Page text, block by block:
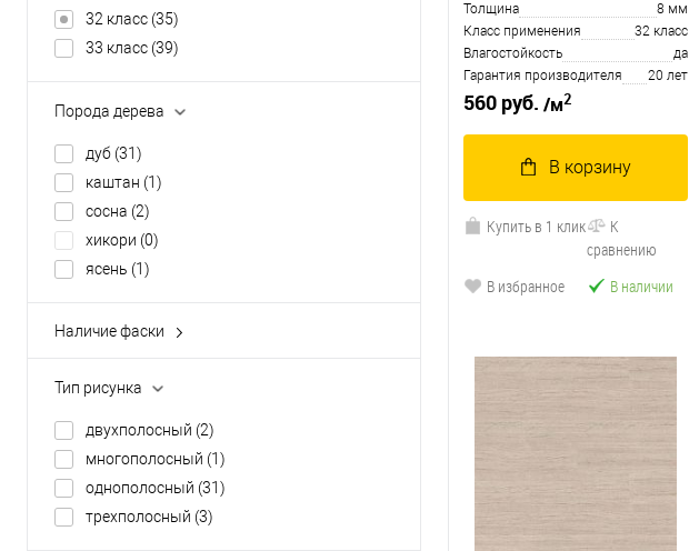
32 класс (35)
33 класс (39)
Порода дерева
дуб (31)
каштан (1)
сосна (2)
хикори (0)
ясень (1)
Наличие фаски
без фаски(13)
с 4-х сторон
Тип рисунка
двухполосный (2)
многополосный (1)
однополосный (31)
трехполосный (3)
Толщина
8 мм
Класс применения
32 класс
Влагостойкость
да
Гарантия производителя
20 лет
560 руб. /м2
В корзину
Купить в 1 клик
К
сравнению
В избранное
В наличии